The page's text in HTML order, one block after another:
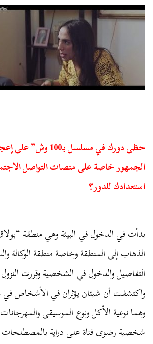
حظى دورك في مسلسل
الجمهور خاصة على منصات التواصل
استعدادك للدور؟
بدأت في الدخول في البيئة وهي منطقة
الذهاب إلى المنطقة وخاصة منطقة الوكالة
التفاصيل والدخول في الشخصية وقررت
واكتشفت أن شيئان يؤثران في الأشخاص في
وهما نوعية الأكل ونوع الموسيقى
شخصية رضوى فتاة على دراية بالمصطلحات